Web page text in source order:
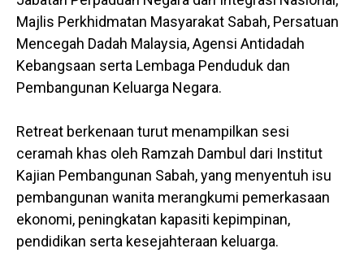
Majlis Perkhidmatan Masyarakat Sabah, Persatuan
Mencegah Dadah Malaysia, Agensi Antidadah
Kebangsaan serta Lembaga Penduduk dan
Pembangunan Keluarga Negara.
Retreat berkenaan turut menampilkan sesi
ceramah khas oleh Ramzah Dambul dari Institut
Kajian Pembangunan Sabah, yang menyentuh isu
pembangunan wanita merangkumi pemerkasaan
ekonomi, peningkatan kapasiti kepimpinan,
pendidikan serta kesejahteraan keluarga.